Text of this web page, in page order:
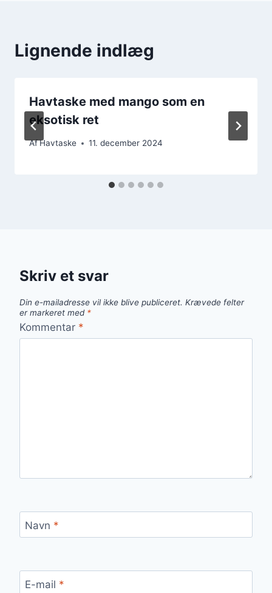
Lignende indlæg
Havtaske med mango som en
eksotisk ret
AfHavtaske 11. december 2024
Skriv et svar
Din e-mailadresse vil ikke blive publiceret. Krævede felter
er markeret med *
Kommentar *
Navn *
E-mail *